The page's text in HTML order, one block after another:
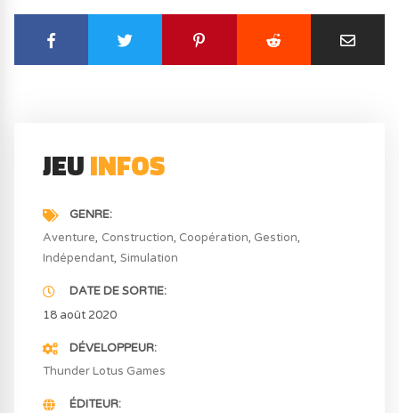
JEUINFOS
GENRE
Aventure Construction Coopération Gestion
Indépendant Simulation
DATE DE SORTIE
18 août 2020
DÉVELOPPEUR
Thunder Lotus Games
ÉDITEUR